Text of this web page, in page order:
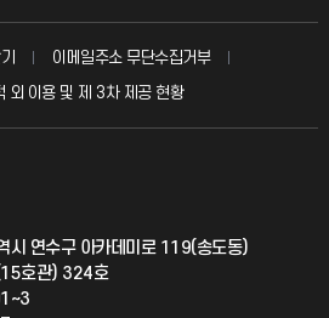
이메일주소 무단수집거부
외 이용 및 제 3차 제공 현황
시 연수구 아카데미로 119(송도동)
호관) 324호